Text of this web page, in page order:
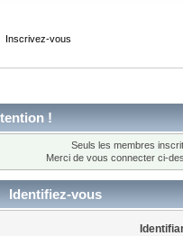
Inscrivez-vous
!
Seuls les membres
Merci de vous connecter ci-
Identifiez-vous